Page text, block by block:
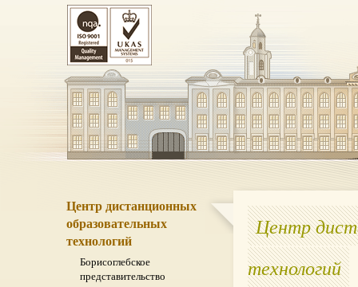
Центр дистанционных
образовательных
технологий
Борисоглебское
представительство
Центр
технологий